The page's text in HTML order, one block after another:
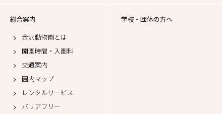
総合案内
金沢動物園とは
開園時間・入園料
交通案内
園内マップ
レンタルサービス
バリアフリー
学校・団体の方へ